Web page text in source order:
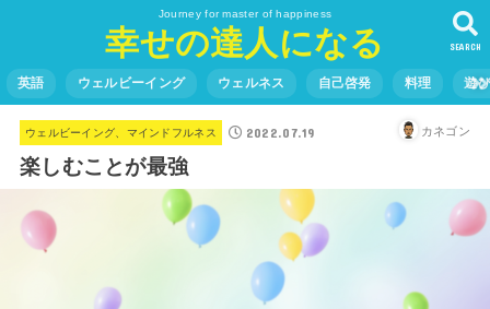
Journey for master of happiness
幸せの達人になる SEARCH
英語 ウェルビーイング ウェルネス 自己啓発 料理 遊
ウェルビーイング、マインドフルネス 2022.07.19 カネゴン
楽しむことが最強